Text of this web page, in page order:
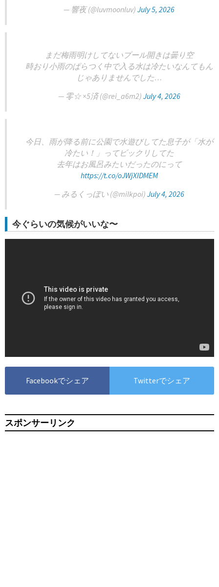
— 響夜 (@luvmoonluv) July 5, 2026
まだ梅雨明けしてないプール開きは曇り空
時おり小雨のぱらつく中で入る水は冷たいなんてもん
じゃありませんでした…
— 零☆ ×5済 (@rei_a6m2) July 4, 2026
今日、雨が降る前に公園で水遊びしてた息子が「水が
冷たい！」ってビックリしてた
去年はお風呂みたいだったのにって
https://t.co/oJWjXIDMEM
— みるくっぽい (@milkpoi) July 4, 2026
今ぐらいの気候がいいな〜
Facebookでシェア Twitterでシェア
スポンサーリンク